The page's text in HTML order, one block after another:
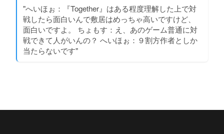
"へいほぉ：『Together』はある程度理解した上で対
戦したら面白いんで敷居はめっちゃ高いですけど、
面白いですよ。 ちょもす：え、あのゲーム普通に対
戦できて人がいんの？ へいほぉ：９割方作者としか
当たらないです"